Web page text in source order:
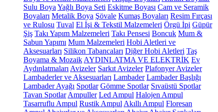
Sulu Boya Yağlı Boya Seti Eskitme Boyası Cam ve Seramik
Boyaları Metalik Boya Şövale Kumaş Boyaları Resim Fırçası
ve Rulosu Tuval El İşi & Tekstil Malzemeleri Örgü İpi Güpür
Şiş Takı Yapım Malzemeleri Takı Pensesi Boncuk Mum &
Sabun Yapımı Mum Malzemeleri Hobi Aletleri ve
Aksesuarları Silikon Tabancaları Diğer Hobi Aletleri Taş
Boyama & Mozaik AYDINLATMA VE ELEKTRİK Ev
Aydınlatmaları Avizeler Sarkıt Avizeler Plafonyer Avizeler
Lambaderler ve Aksesuarları Lambader Lambader Başlığı
Lambader Ayağı Spotlar Gömme Spotlar Sıvaüstü Spotlar
Tavan Spotlar Ampuller Led Ampul Halojen Ampul
Tasarruflu Ampul Rustik Ampul Akıllı Ampul Floresan